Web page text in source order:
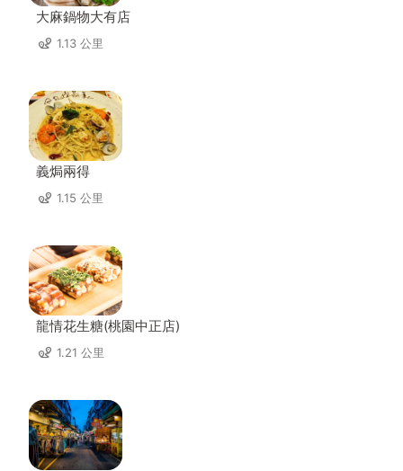
大麻鍋物大有店
1.13 公里
義焗兩得
1.15 公里
龍情花生糖(桃園中正店)
1.21 公里